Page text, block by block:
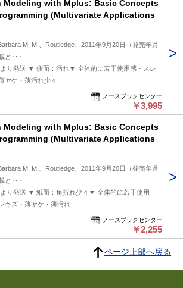
Modeling with Mplus: Basic Concepts
(Multivariate Applications
M. M.、Routledge、2011年9月20日（発売年月
と･･･
り発送 ▼ 側面：汚れ▼ 全体的に若干使用感・スレ
ヤケ・薄汚れ少々
ノースブックセンター
￥3,995
Modeling with Mplus: Basic Concepts
(Multivariate Applications
M. M.、Routledge、2011年9月20日（発売年月
と･･･
り発送 ▼ 紙面：角折れ少々▼ 全体的に若干使用
キズ・薄ヤケ・薄汚れ
ノースブックセンター
￥2,255
ページ上部へ戻る